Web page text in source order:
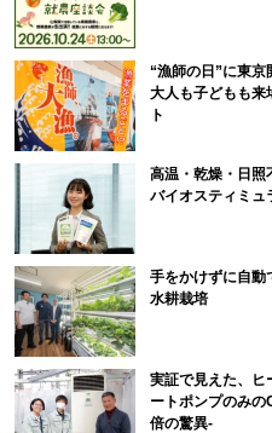
“漁師の日”に東
大人も子どもも来
ト
高温・乾燥・日照
バイオスティミュ
手をかけずに自動
水耕栽培
実証で見えた、ヒ
ートポンプのみ
倍の驚異-